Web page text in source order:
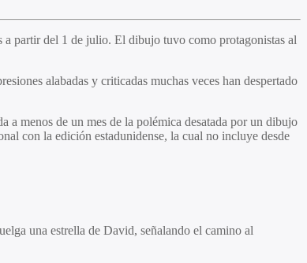
partir del 1 de julio. El dibujo tuvo como protagonistas al
alabadas y criticadas muchas veces han despertado
menos de un mes de la polémica desatada por un dibujo
con la edición estadunidense, la cual no incluye desde
una estrella de David, señalando el camino al